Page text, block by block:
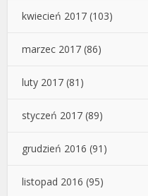
kwiecień 2017 (103)
marzec 2017 (86)
luty 2017 (81)
styczeń 2017 (89)
grudzień 2016 (91)
listopad 2016 (95)